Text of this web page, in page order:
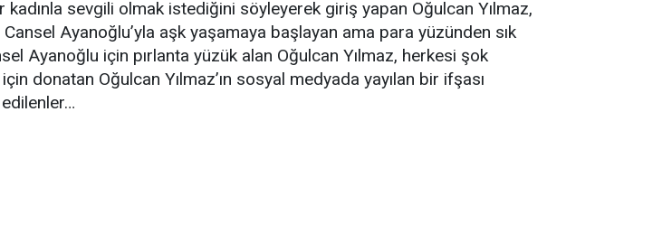
kadınla sevgili olmak istediğini söyleyerek giriş yapan Oğulcan Yılmaz,
Ayanoğlu’yla aşk yaşamaya başlayan ama para yüzünden sık
Ayanoğlu için pırlanta yüzük alan Oğulcan Yılmaz, herkesi şok
donatan Oğulcan Yılmaz’ın sosyal medyada yayılan bir ifşası